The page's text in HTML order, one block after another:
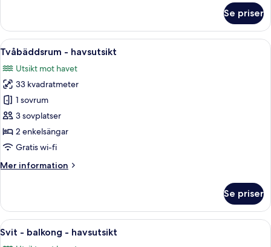
-
kingsize-
-
havsutsikt
Se priser
Öppna
alla
foton
för
Tvåbäddsrum
-
havsutsikt
Ett hotellrum med två sängar, en
6
Tvåbäddsrum - havsutsikt
Utsikt mot havet
33 kvadratmeter
1 sovrum
3 sovplatser
2 enkelsängar
Gratis wi-fi
Mer information
Mer
-
havsutsikt
Se priser
Öppna
alla
Ett modernt vardagsrum med ett
6
Svit - balkong - havsutsikt